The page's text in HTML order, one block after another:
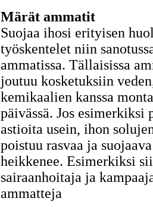
Märät ammatit
Suojaa ihosi erityisen
työskentelet niin
ammatissa. Tällaisissa
joutuu kosketuksiin
kemikaalien kanssa
päivässä. Jos esimerkiksi
astioita usein, ihon
poistuu rasvaa ja
heikkenee. Esimerkiksi
sairaanhoitaja ja
ammatteja